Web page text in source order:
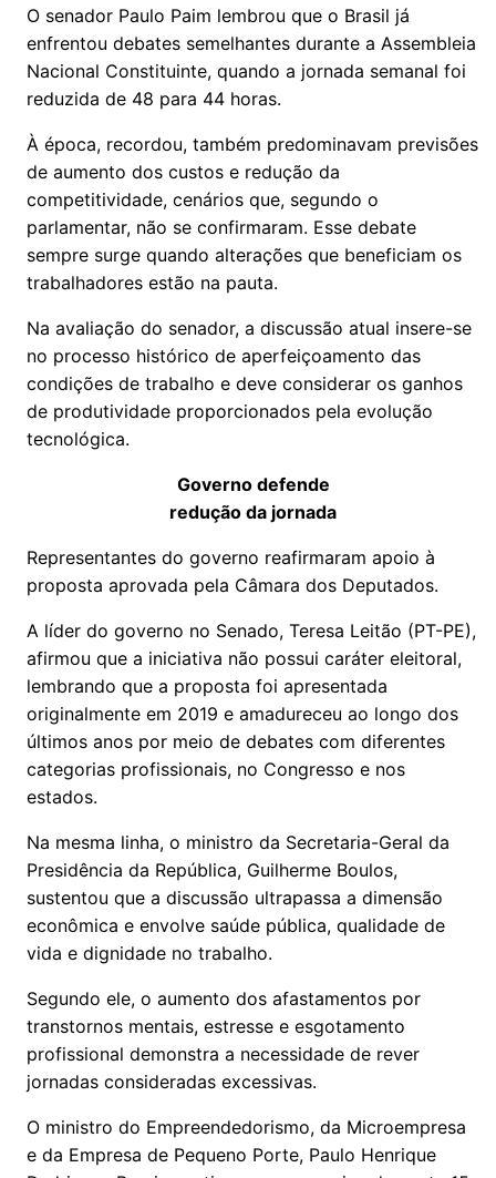
O senador Paulo Paim lembrou que o Brasil já
enfrentou debates semelhantes durante a Assembleia
Nacional Constituinte, quando a jornada semanal foi
reduzida de 48 para 44 horas.
À época, recordou, também predominavam previsões
de aumento dos custos e redução da
competitividade, cenários que, segundo o
parlamentar, não se confirmaram. Esse debate
sempre surge quando alterações que beneficiam os
trabalhadores estão na pauta.
Na avaliação do senador, a discussão atual insere-se
no processo histórico de aperfeiçoamento das
condições de trabalho e deve considerar os ganhos
de produtividade proporcionados pela evolução
tecnológica.
Governo defende
redução da jornada
Representantes do governo reafirmaram apoio à
proposta aprovada pela Câmara dos Deputados.
A líder do governo no Senado, Teresa Leitão (PT-PE),
afirmou que a iniciativa não possui caráter eleitoral,
lembrando que a proposta foi apresentada
originalmente em 2019 e amadureceu ao longo dos
últimos anos por meio de debates com diferentes
categorias profissionais, no Congresso e nos
estados.
Na mesma linha, o ministro da Secretaria-Geral da
Presidência da República, Guilherme Boulos,
sustentou que a discussão ultrapassa a dimensão
econômica e envolve saúde pública, qualidade de
vida e dignidade no trabalho.
Segundo ele, o aumento dos afastamentos por
transtornos mentais, estresse e esgotamento
profissional demonstra a necessidade de rever
jornadas consideradas excessivas.
O ministro do Empreendedorismo, da Microempresa
e da Empresa de Pequeno Porte, Paulo Henrique